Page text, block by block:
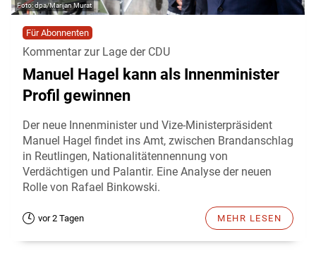
dpa/Marijan Murat
Für Abonnenten
Kommentar zur Lage der CDU
Manuel Hagel kann als Innenminister
Profil gewinnen
Der neue Innenminister und Vize-Ministerpräsident
Manuel Hagel findet ins Amt, zwischen Brandanschlag
in Reutlingen, Nationalitätennennung von
Verdächtigen und Palantir. Eine Analyse der neuen
Rolle von Rafael Binkowski.
vor 2 Tagen MEHR LESEN